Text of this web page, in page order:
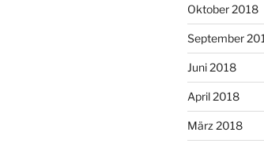
Oktober 2018
September
Juni 2018
April 2018
März 2018